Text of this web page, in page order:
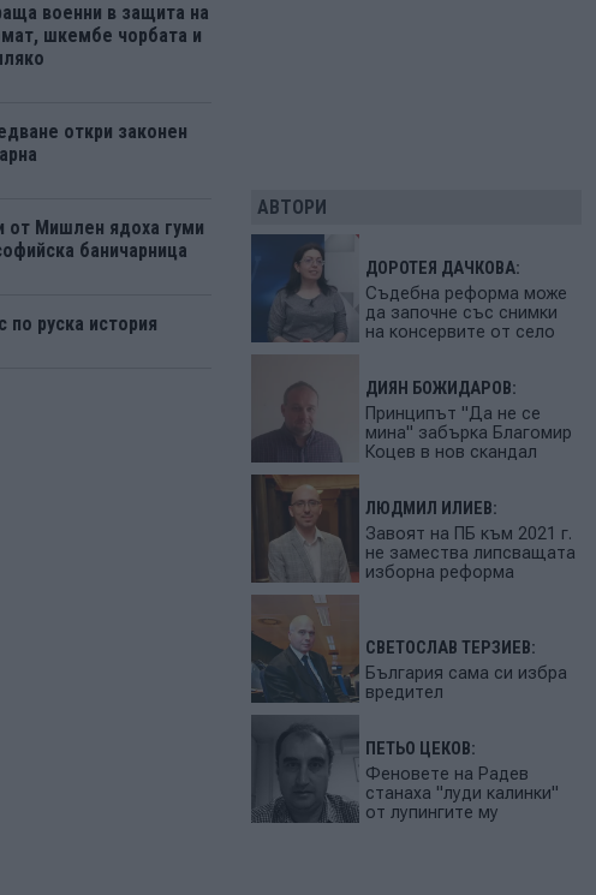
военни в защита на
шкембе чорбата и
откри законен
от Мишлен ядоха гуми
баничарница
по руска история
АВТОРИ
ДОРОТЕЯ ДАЧКОВА:
Съдебна реформа може
да започне със снимки
на консервите от село
ДИЯН БОЖИДАРОВ:
Принципът "Да не се
мина" забърка Благомир
Коцев в нов скандал
ЛЮДМИЛ ИЛИЕВ:
Завоят на ПБ към 2021 г.
не замества липсващата
изборна реформа
СВЕТОСЛАВ ТЕРЗИЕВ:
България сама си избра
вредител
ПЕТЬО ЦЕКОВ:
Феновете на Радев
станаха "луди калинки"
от лупингите му